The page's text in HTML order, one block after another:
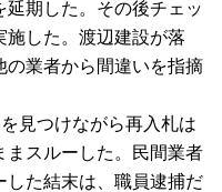
期した。その後チェッ
施した。渡辺建設が落
の業者から間違いを指摘
見つけながら再入札は
まスルーした。民間業者
した結末は、職員逮捕だ